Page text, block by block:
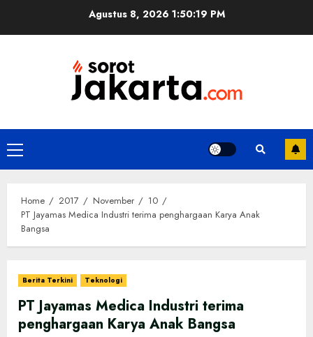
Agustus 8, 2026 1:50:19 PM
Primary
Menu
Home 2017 November
10
PT Jayamas Medica Industri terima penghargaan Karya Anak
Bangsa
Berita Terkini Teknologi
PT Jayamas Medica Industri terima
penghargaan Karya Anak Bangsa